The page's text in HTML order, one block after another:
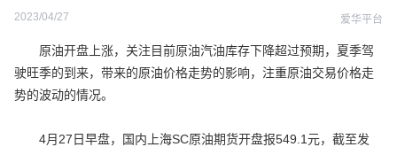
2023/04/27 爱华平台
原油开盘上涨，关注目前原油汽油库存下降超过预期，夏季驾
驶旺季的到来，带来的原油价格走势的影响，注重原油交易价格走
势的波动的情况。
4月27日早盘，国内上海SC原油期货开盘报549.1元，截至发